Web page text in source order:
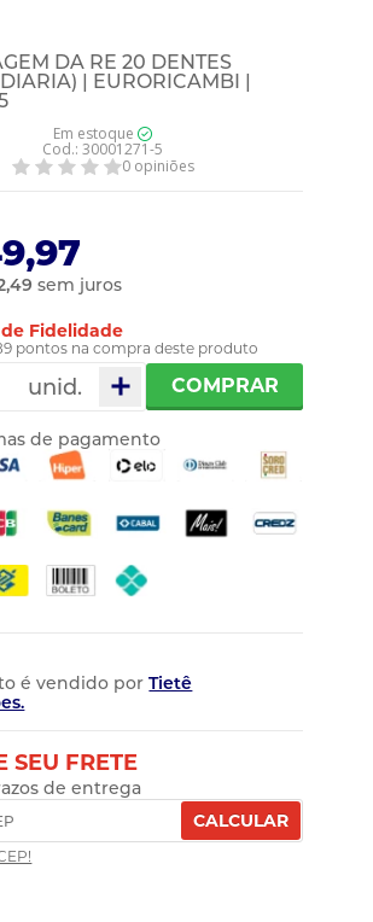
DA RE 20 DENTES
| EURORICAMBI |
Em estoque
Cod.: 30001271-5
0 opiniões
sem juros
Fidelidade
pontos na compra deste produto
unid. COMPRAR
de pagamento
é vendido porTietê
SEU FRETE
de entrega
CALCULAR